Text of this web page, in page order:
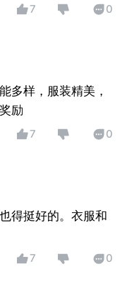
7 0
多样，服装精美，
励
7 0
得挺好的。衣服和
7 0